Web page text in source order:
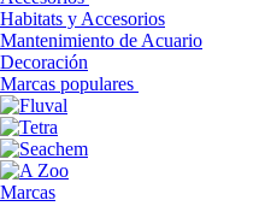
Habitats y Accesorios
Mantenimiento de Acuario
Decoración
Marcas populares
Marcas